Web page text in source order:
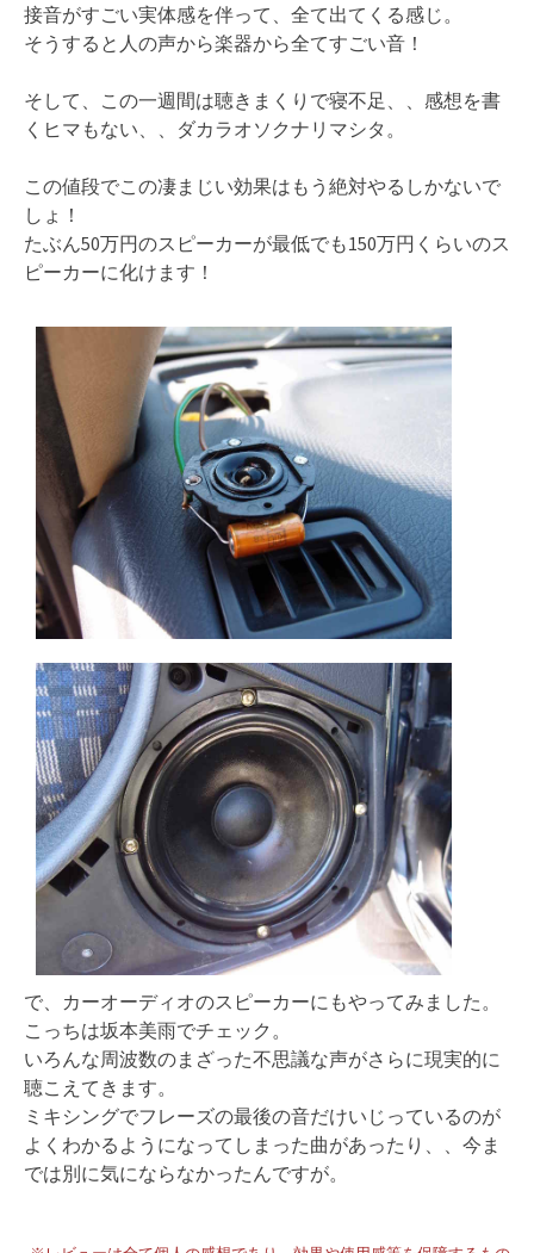
接音がすごい実体感を伴って、全て出てくる感じ。
そうすると人の声から楽器から全てすごい音！
そして、この一週間は聴きまくりで寝不足、、感想を書
くヒマもない、、ダカラオソクナリマシタ。
この値段でこの凄まじい効果はもう絶対やるしかないで
しょ！
たぶん50万円のスピーカーが最低でも150万円くらいのス
ピーカーに化けます！
で、カーオーディオのスピーカーにもやってみました。
こっちは坂本美雨でチェック。
いろんな周波数のまざった不思議な声がさらに現実的に
聴こえてきます。
ミキシングでフレーズの最後の音だけいじっているのが
よくわかるようになってしまった曲があったり、、今ま
では別に気にならなかったんですが。